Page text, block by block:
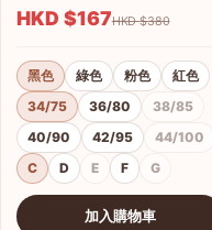
HKD $167 HKD $380
黑色 綠色 粉色
紅色
34/75
36/80
38/85
40/90
42/95
44/100
C
D E F G
加入購物車